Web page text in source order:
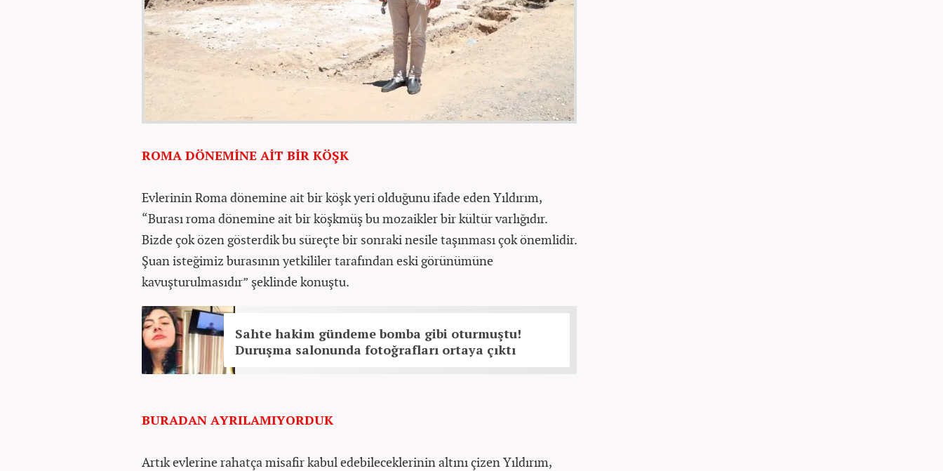
ROMA DÖNEMİNE AİT BİR KÖŞK
Evlerinin Roma dönemine ait bir köşk yeri olduğunu ifade eden Yıldırım,
“Burası roma dönemine ait bir köşkmüş bu mozaikler bir kültür varlığıdır.
Bizde çok özen gösterdik bu süreçte bir sonraki nesile taşınması çok önemlidir.
Şuan isteğimiz burasının yetkililer tarafından eski görünümüne
kavuşturulmasıdır” şeklinde konuştu.
Sahte hakim gündeme bomba gibi oturmuştu!
Duruşma salonunda fotoğrafları ortaya çıktı
BURADAN AYRILAMIYORDUK
Artık evlerine rahatça misafir kabul edebileceklerinin altını çizen Yıldırım,